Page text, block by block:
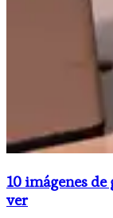
10 imágenes
ver